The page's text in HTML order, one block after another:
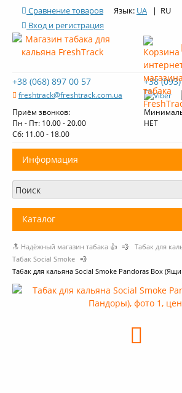
Сравнение товаров Язык: UA | RU
Вход и регистрация
+38 (068) 897 00 57
freshtrack@freshtrack.com.ua
+38
Приём звонков:
Пн - Пт: 10.00 - 20.00
Cб: 11.00 - 18.00
НЕТ
Информация
О нас
Доставка и оплата
Обзоры табака Fresh Track
Каталог
Табак для кальяна
Уголь для кальяна
Кальяны
🔝 Надёжный магазин табака 👍 💨 Табак для
Табак Social Smoke 💨
Табак для кальяна Social Smoke Pandoras Box